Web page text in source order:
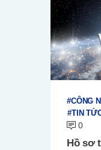
CÔNG
TIN
0
Hồ sơ